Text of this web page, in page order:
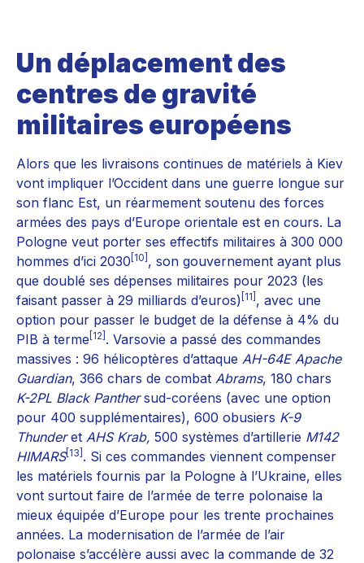
Un déplacement des
centres de gravité
militaires européens
Alors que les livraisons continues de matériels à Kiev
vont impliquer l’Occident dans une guerre longue sur
son flanc Est, un réarmement soutenu des forces
armées des pays d’Europe orientale est en cours. La
Pologne veut porter ses effectifs militaires à 300 000
hommes d’ici 2030 [10] , son gouvernement ayant plus
que doublé ses dépenses militaires pour 2023 (les
faisant passer à 29 milliards d’euros) [11] , avec une
option pour passer le budget de la défense à 4% du
PIB à terme [12] . Varsovie a passé des commandes
massives : 96 hélicoptères d’attaque AH-64E Apache
Guardian, 366 chars de combat Abrams, 180 chars
K-2PL Black Panthersud-coréens (avec une option
pour 400 supplémentaires), 600 obusiers K-9
Thunderet AHS Krab, 500 systèmes d’artillerie M142
HIMARS[13] . Si ces commandes viennent compenser
les matériels fournis par la Pologne à l’Ukraine, elles
vont surtout faire de l’armée de terre polonaise la
mieux équipée d’Europe pour les trente prochaines
années. La modernisation de l’armée de l’air
polonaise s’accélère aussi avec la commande de 32